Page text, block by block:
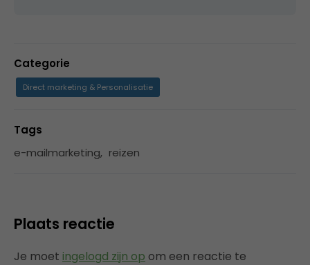
Categorie
Direct marketing & Personalisatie
Tags
e-mailmarketing, reizen
Plaats reactie
Je moet ingelogd zijn op om een reactie te